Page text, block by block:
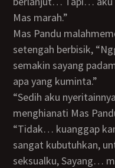
Mas marah.”
Mas Pandu malahmemelukku sambil berkata
setengah berbisik,
semakin sayang
apa yang kuminta.”
“Sedih aku nyeritainnya Mas. Karena aku telah
menghianati Mas
“Tidak… kuanggap kamu melakukan sesuatu yang
sangat kubutuhkan,
seksualku, Sayang…